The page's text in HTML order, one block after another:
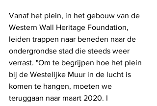
Vanaf het plein, in het gebouw van de
Western Wall Heritage Foundation,
leiden trappen naar beneden naar de
ondergrondse stad die steeds weer
verrast. "Om te begrijpen hoe het plein
bij de Westelijke Muur in de lucht is
komen te hangen, moeten we
teruggaan naar maart 2020. I